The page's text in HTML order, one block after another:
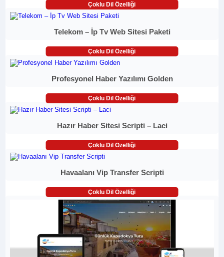
Çoklu Dil Özelliği
Telekom – İp Tv Web Sitesi Paketi
Çoklu Dil Özelliği
Profesyonel Haber Yazılımı Golden
Çoklu Dil Özelliği
Hazır Haber Sitesi Scripti – Laci
Çoklu Dil Özelliği
Havaalanı Vip Transfer Scripti
Çoklu Dil Özelliği